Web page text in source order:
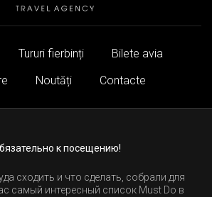
Tururi fierbinți
Bilete avia
Noutăți Contacte
к посещению!
сходить и что сделать, собрали для
самый интересный список Must Do в